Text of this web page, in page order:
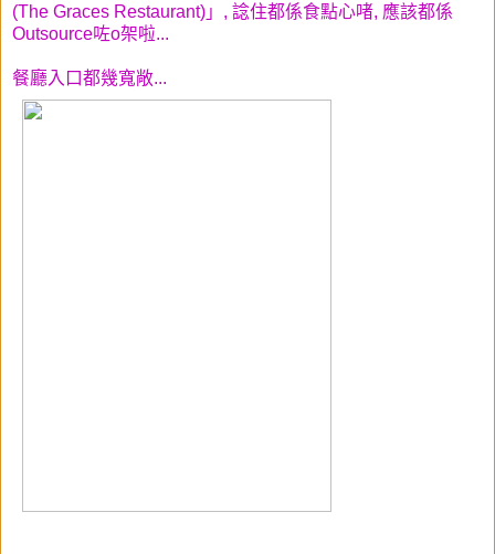
(The Graces Restaurant)」, 諗住都係食點心啫, 應該都係
Outsource咗o架啦...
餐廳入口都幾寬敞...